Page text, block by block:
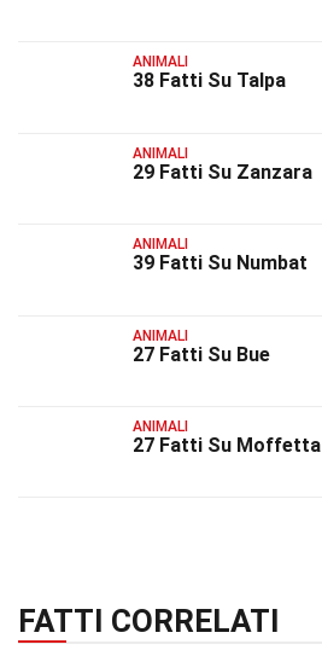
ANIMALI
38 Fatti Su Talpa
ANIMALI
29 Fatti Su Zanzara
ANIMALI
39 Fatti Su Numbat
ANIMALI
27 Fatti Su Bue
ANIMALI
27 Fatti Su Moffetta
FATTI CORRELATI